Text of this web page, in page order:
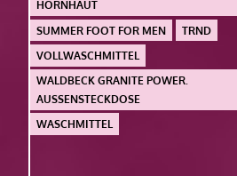
HORNHAUT
SUMMER FOOT FOR MEN
TRND
VOLLWASCHMITTEL
WALDBECK GRANITE POWER.
AUSSENSTECKDOSE
WASCHMITTEL